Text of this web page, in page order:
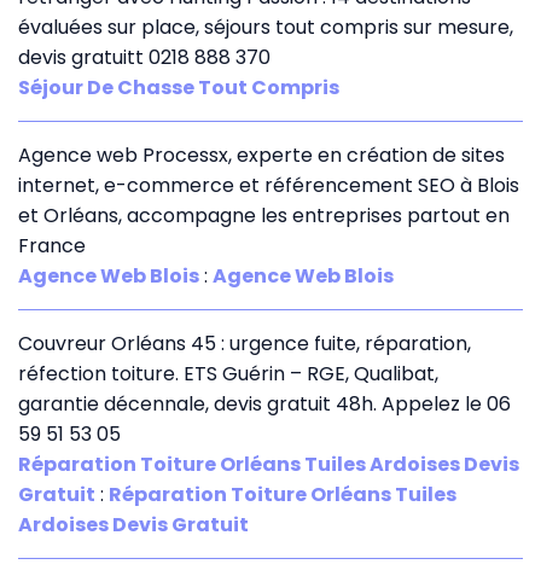
évaluées sur place, séjours tout compris sur mesure,
devis gratuitt 0218 888 370
Séjour De Chasse Tout Compris
Agence web Processx, experte en création de sites
internet, e-commerce et référencement SEO à Blois
et Orléans, accompagne les entreprises partout en
France
Agence Web Blois: Agence Web Blois
Couvreur Orléans 45 : urgence fuite, réparation,
réfection toiture. ETS Guérin – RGE, Qualibat,
garantie décennale, devis gratuit 48h. Appelez le 06
59 51 53 05
Réparation Toiture Orléans Tuiles Ardoises Devis
Gratuit : Réparation Toiture Orléans Tuiles
Ardoises Devis Gratuit